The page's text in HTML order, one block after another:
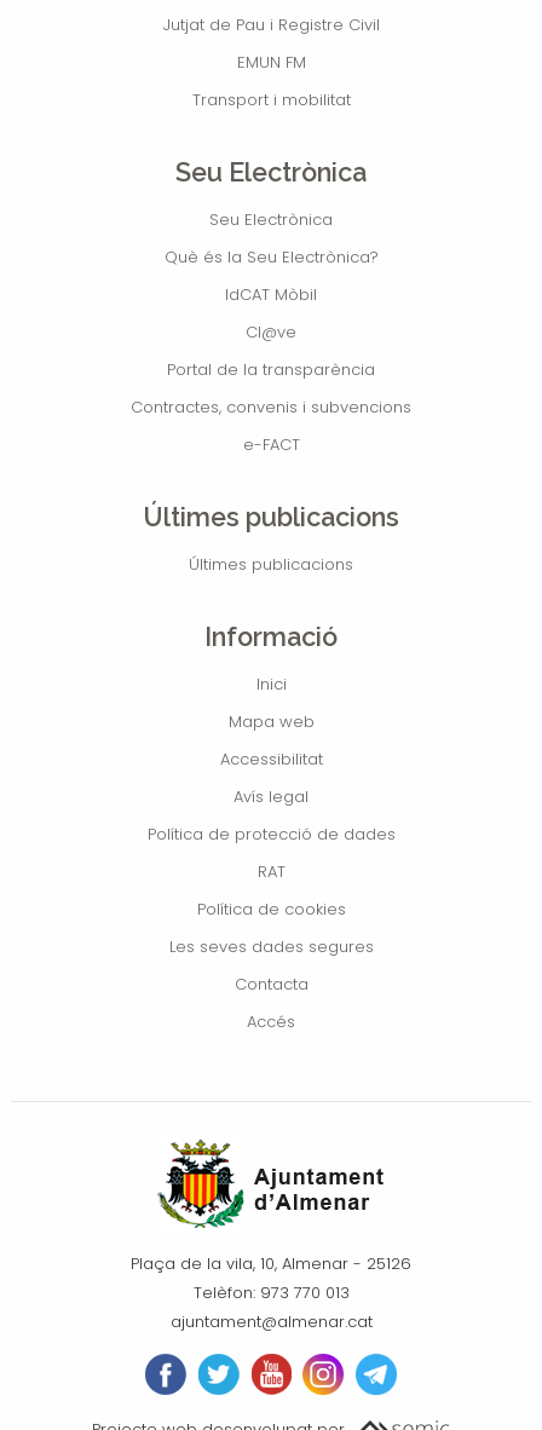
Jutjat de Pau i Registre Civil
EMUN FM
Transport i mobilitat
Seu Electrònica
Seu Electrònica
Què és la Seu Electrònica?
IdCAT Mòbil
Cl@ve
Portal de la transparència
Contractes, convenis i subvencions
e-FACT
Últimes publicacions
Últimes publicacions
Informació
Inici
Mapa web
Accessibilitat
Avís legal
Política de protecció de dades
RAT
Política de cookies
Les seves dades segures
Contacta
Accés
Plaça de la vila, 10, Almenar - 25126
Telèfon: 973 770 013
ajuntament@almenar.cat